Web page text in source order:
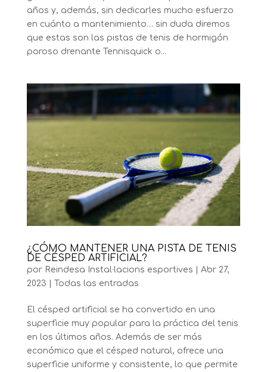
años y, además, sin dedicarles mucho esfuerzo
en cuánto a mantenimiento… sin duda diremos
que estas son las pistas de tenis de hormigón
poroso drenante Tennisquick o...
¿CÓMO MANTENER UNA PISTA DE TENIS
DE CÉSPED ARTIFICIAL?
por Reindesa Instal·lacions esportives
Abr 27,
2023
Todas las entradas
El césped artificial se ha convertido en una
superficie muy popular para la práctica del tenis
en los últimos años. Además de ser más
económico que el césped natural, ofrece una
superficie uniforme y consistente, lo que permite